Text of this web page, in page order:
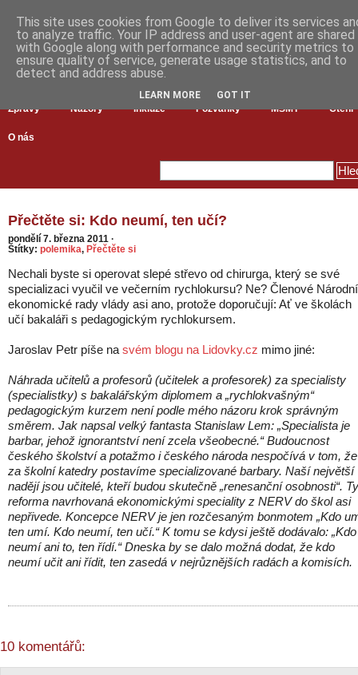
Zprávy Názory Inkluze Pozvánky MŠMT Čtení
O nás
Přečtěte si: Kdo neumí, ten učí?
pondělí 7. března 2011 ·
Štítky: polemika, Přečtěte si
Nechali byste si operovat slepé střevo od chirurga, který se své
specializaci vyučil ve večerním rychlokursu? Ne? Členové Národní
ekonomické rady vlády asi ano, protože doporučují: Ať ve školách
učí bakaláři s pedagogickým rychlokursem.
Jaroslav Petr píše na svém blogu na Lidovky.cz mimo jiné:
Náhrada učitelů a profesorů (učitelek a profesorek) za specialisty
(specialistky) s bakalářským diplomem a „rychlokvašným“
pedagogickým kurzem není podle mého názoru krok správným
směrem. Jak napsal velký fantasta Stanislaw Lem: „Specialista je
barbar, jehož ignorantství není zcela všeobecné.“ Budoucnost
českého školství a potažmo i českého národa nespočívá v tom, že
za školní katedry postavíme specializované barbary. Naší největší
nadějí jsou učitelé, kteří budou skutečně „renesanční osobnosti“. Ty
reforma navrhovaná ekonomickými speciality z NERV do škol asi
nepřivede. Koncepce NERV je jen rozčesaným bonmotem „Kdo
ten umí. Kdo neumí, ten učí.“ K tomu se kdysi ještě dodávalo: „Kdo
neumí ani to, ten řídí.“ Dneska by se dalo možná dodat, že kdo
neumí učit ani řídit, ten zasedá v nejrůznějších radách a komisích.
10 komentářů:
This site uses cookies from Google to deliver its services
to analyze traffic. Your IP address and user-agent are shared
with Google along with performance and security metrics to
ensure quality of service, generate usage statistics, and to
detect and address abuse.
LEARN MORE GOT IT